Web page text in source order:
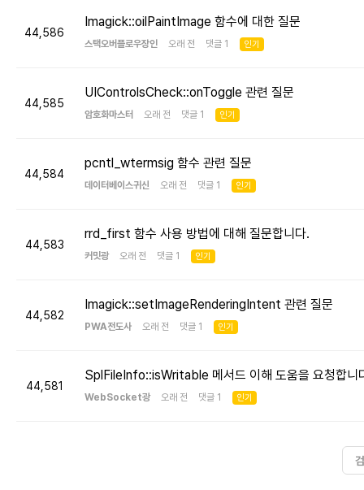
44,586
Imagick::oilPaintImage 함수에 대한 질문
스택오버플로우장인 오래 전 댓글 1 인기
44,585
UIControlsCheck::onToggle 관련 질문
암호화마스터 오래 전 댓글 1 인기
44,584
pcntl_wtermsig 함수 관련 질문
데이터베이스귀신 오래 전 댓글 1 인기
44,583
rrd_first 함수 사용 방법에 대해 질문합니다.
커밋광 오래 전 댓글 1 인기
44,582
Imagick::setImageRenderingIntent 관련 질문
PWA전도사 오래 전 댓글 1 인기
44,581
SplFileInfo::isWritable 메서드 이해 도움을 요청합니
WebSocket광 오래 전 댓글 1 인기